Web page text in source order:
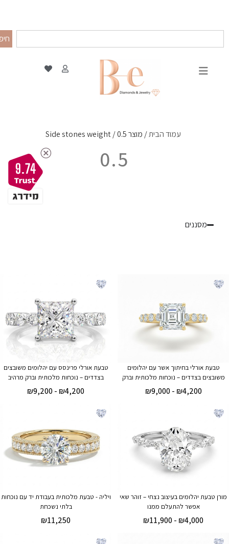
עמוד הבית/ מוצר Side stones weight / 0.5
0.5
מסננים
טבעת אורלי בחיתוך אשר עם יהלומים
משובצים בצדדים – נוכחות מלכותית וברק
₪4,200
-
₪9,000
טבעת אורלי פרינסס עם יהלומים משובצים
בצדדים – נוכחות מלכותית וברק מרהיב
₪4,200
-
₪9,200
מורן טבעת יהלומים בעיצוב נצחי – זוהר שאי
אפשר להתעלם ממנו
₪4,000
-
₪11,900
ויליה - טבעת מלכותית בעבודת יד עם נוכחות
בלתי נשכחת
₪11,250
9.74